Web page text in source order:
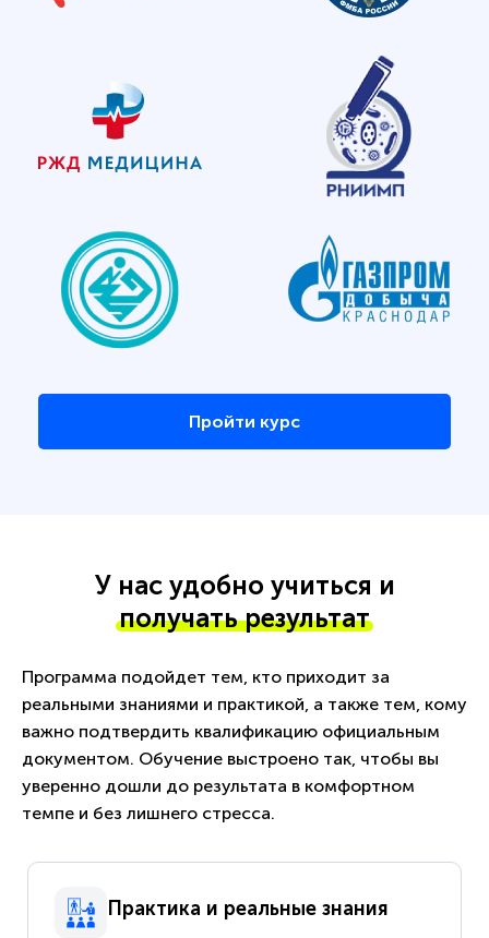
Пройти курс
У нас удобно учиться и
получать результат
Программа подойдет тем, кто приходит за
реальными знаниями и практикой, а также тем, кому
важно подтвердить квалификацию официальным
документом. Обучение выстроено так, чтобы вы
уверенно дошли до результата в комфортном
темпе и без лишнего стресса.
Практика и реальные знания